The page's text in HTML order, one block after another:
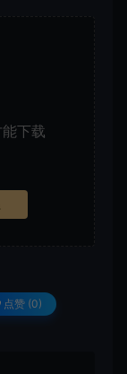
能下载
点赞 (0)